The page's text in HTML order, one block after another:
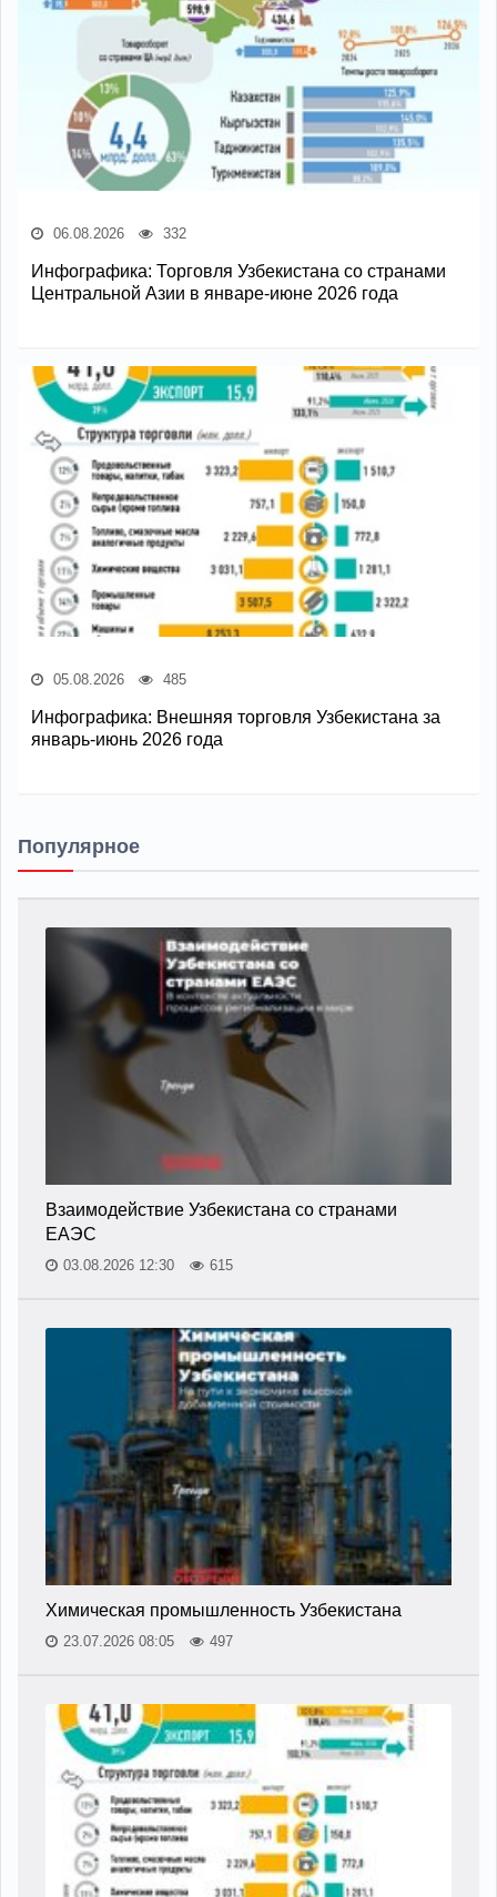
06.08.2026 332
Инфографика: Торговля Узбекистана со странами
Центральной Азии в январе-июне 2026 года
05.08.2026 485
Инфографика: Внешняя торговля Узбекистана за
январь-июнь 2026 года
Популярное
Взаимодействие Узбекистана со странами
ЕАЭС
03.08.2026 12:30 615
Химическая промышленность Узбекистана
23.07.2026 08:05 497